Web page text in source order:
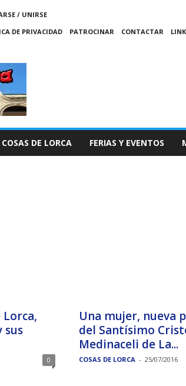
/ UNIRSE
DE PRIVACIDAD PATROCINAR CONTACTAR
COSAS DE LORCA FERIAS Y EVENTOS
Lorca,
sus
0
Una mujer, nueva
del Santísimo
Medinaceli de La...
COSAS DE LORCA - 25/07/2016